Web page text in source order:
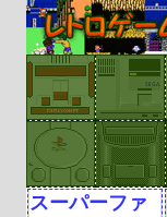
スーパーファ